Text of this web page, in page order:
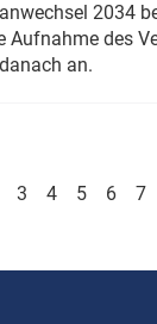
2034
Aufnahme des
an.
3 4 5 6 7